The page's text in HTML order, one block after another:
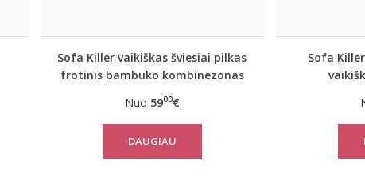
Sofa Killer vaikiškas šviesiai pilkas
frotinis bambuko kombinezonas
Nuo 5900€
DAUGIAU
Sofa